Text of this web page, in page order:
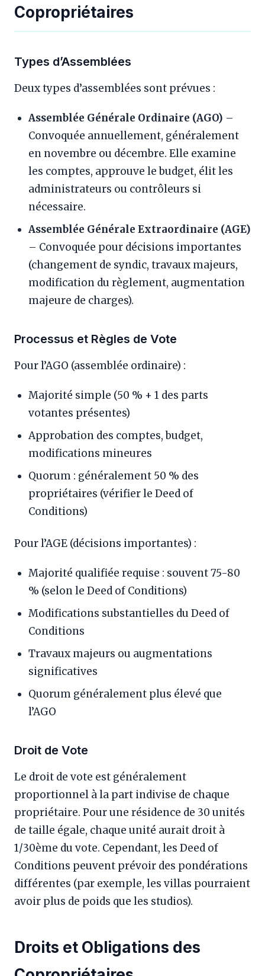
Copropriétaires
Types d’Assemblées
Deux types d’assemblées sont prévues :
Assemblée Générale Ordinaire (AGO) –
Convoquée annuellement, généralement
en novembre ou décembre. Elle examine
les comptes, approuve le budget, élit les
administrateurs ou contrôleurs si
nécessaire.
Assemblée Générale Extraordinaire (AGE)
– Convoquée pour décisions importantes
(changement de syndic, travaux majeurs,
modification du règlement, augmentation
majeure de charges).
Processus et Règles de Vote
Pour l’AGO (assemblée ordinaire) :
Majorité simple (50 % + 1 des parts
votantes présentes)
Approbation des comptes, budget,
modifications mineures
Quorum : généralement 50 % des
propriétaires (vérifier le Deed of
Conditions)
Pour l’AGE (décisions importantes) :
Majorité qualifiée requise : souvent 75-80
% (selon le Deed of Conditions)
Modifications substantielles du Deed of
Conditions
Travaux majeurs ou augmentations
significatives
Quorum généralement plus élevé que
l’AGO
Droit de Vote
Le droit de vote est généralement
proportionnel à la part indivise de chaque
propriétaire. Pour une résidence de 30 unités
de taille égale, chaque unité aurait droit à
1/30ème du vote. Cependant, les Deed of
Conditions peuvent prévoir des pondérations
différentes (par exemple, les villas pourraient
avoir plus de poids que les studios).
Droits et Obligations des